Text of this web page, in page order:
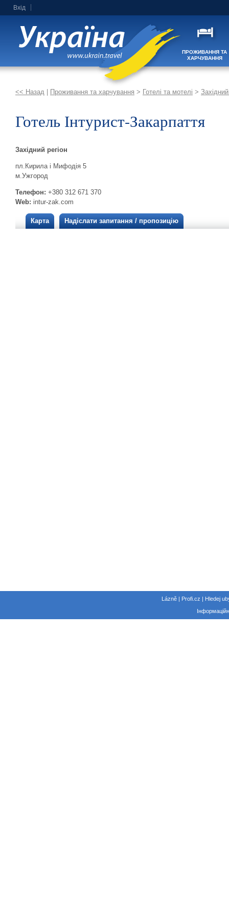
Вхід
ПРОЖИВАННЯ ТА
ХАРЧУВАННЯ
<< Назад Проживання та харчування > Готелі та мотелі > Західний
Готель Інтурист-Закарпаття
Західний регіон
пл.Кирила і Мифодія 5
м.Ужгород
Телефон: +380 312 671 370
Web: intur-zak.com
Карта Надіслати запитання / пропозицію
Lázně | Profi.cz | Hledej